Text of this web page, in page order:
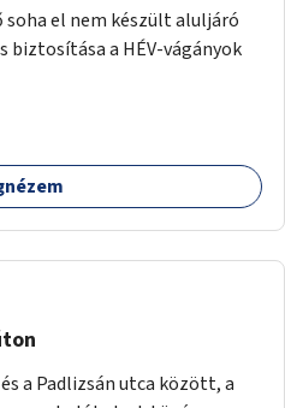
el nem készült aluljáró
biztosítása a HÉV-vágányok
a Padlizsán utca között, a